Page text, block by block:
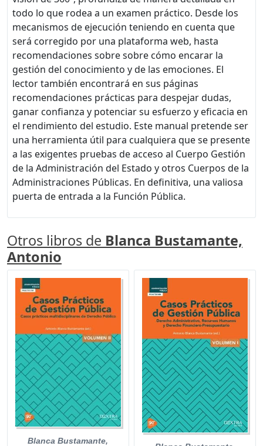
todo lo que rodea a un examen práctico. Desde los
mecanismos de ejecución teniendo en cuenta que
será corregido por una plataforma web, hasta
recomendaciones sobre sobre cómo encarar la
gestión del conocimiento y de las emociones. El
lector también encontrará en sus páginas
recomendaciones prácticas para despejar dudas,
ganar confianza y potenciar su esfuerzo y eficacia en
el rendimiento del estudio. Este manual pretende ser
una herramienta útil para cualquiera que se presente
a las exigentes pruebas de acceso al Cuerpo Gestión
de la Administración del Estado y otros Cuerpos de la
Administraciones Públicas. En definitiva, una valiosa
puerta de entrada a la Función Pública.
Otros libros de Blanca Bustamante,
Antonio
Blanca Bustamante,